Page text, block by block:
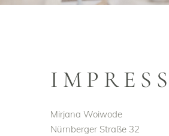
Mirjana Woiwode
Nürnberger Straße 32